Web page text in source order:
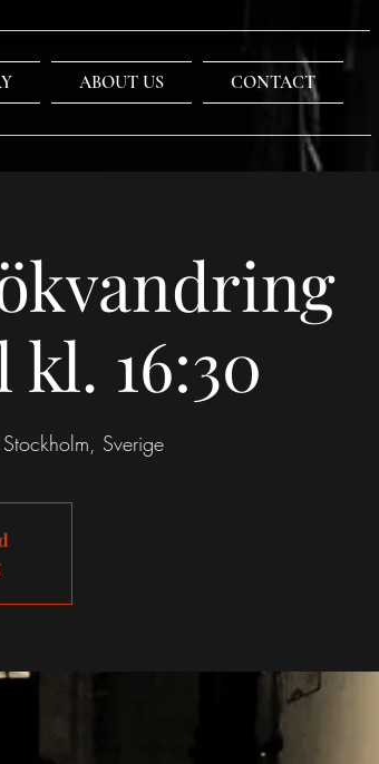
ABOUT US CONTACT
16:30
Sverige